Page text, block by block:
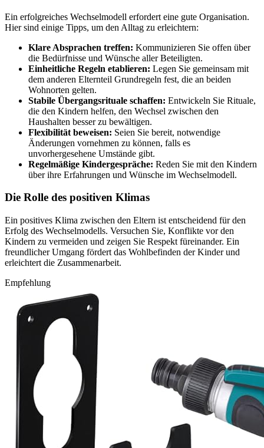
Ein erfolgreiches Wechselmodell erfordert eine gute Organisation.
Hier sind einige Tipps, um den Alltag zu erleichtern:
Klare Absprachen treffen: Kommunizieren Sie offen über
die Bedürfnisse und Wünsche aller Beteiligten.
Einheitliche Regeln etablieren: Legen Sie gemeinsam mit
dem anderen Elternteil Grundregeln fest, die an beiden
Wohnorten gelten.
Stabile Übergangsrituale schaffen: Entwickeln Sie Rituale,
die den Kindern helfen, den Wechsel zwischen den
Haushalten besser zu bewältigen.
Flexibilität beweisen: Seien Sie bereit, notwendige
Änderungen vornehmen zu können, falls es
unvorhergesehene Umstände gibt.
Regelmäßige Kindergespräche: Reden Sie mit den Kindern
über ihre Erfahrungen und Wünsche im Wechselmodell.
Die Rolle des positiven Klimas
Ein positives Klima zwischen den Eltern ist entscheidend für den
Erfolg des Wechselmodells. Versuchen Sie, Konflikte vor den
Kindern zu vermeiden und zeigen Sie Respekt füreinander. Ein
freundlicher Umgang fördert das Wohlbefinden der Kinder und
erleichtert die Zusammenarbeit.
Empfehlung